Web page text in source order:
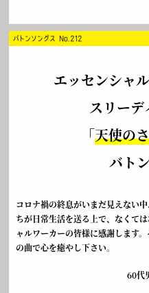
バトンソングス No.212
エッセンシャ
スリーデ
「天使の
バト
コロナ禍の終息がいまだ見えない
ちが日常生活を送る上で、なくて
ャルワーカーの皆様に感謝します
の曲で心を癒やし下さい。
60代